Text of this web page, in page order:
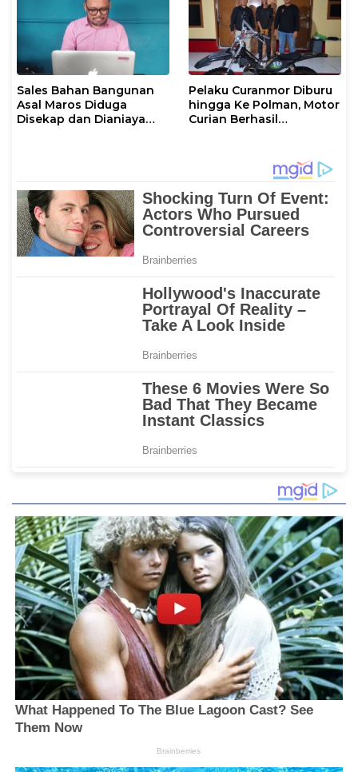
Sales Bahan Bangunan
Asal Maros Diduga
Disekap dan Dianiaya
Pelaku Curanmor Diburu
hingga Ke Polman, Motor
Curian Berhasil